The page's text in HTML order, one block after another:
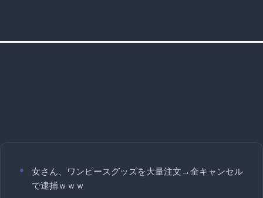
女さん、ワンピースグッズを大量注文→全キャンセル
で逮捕ｗｗｗ